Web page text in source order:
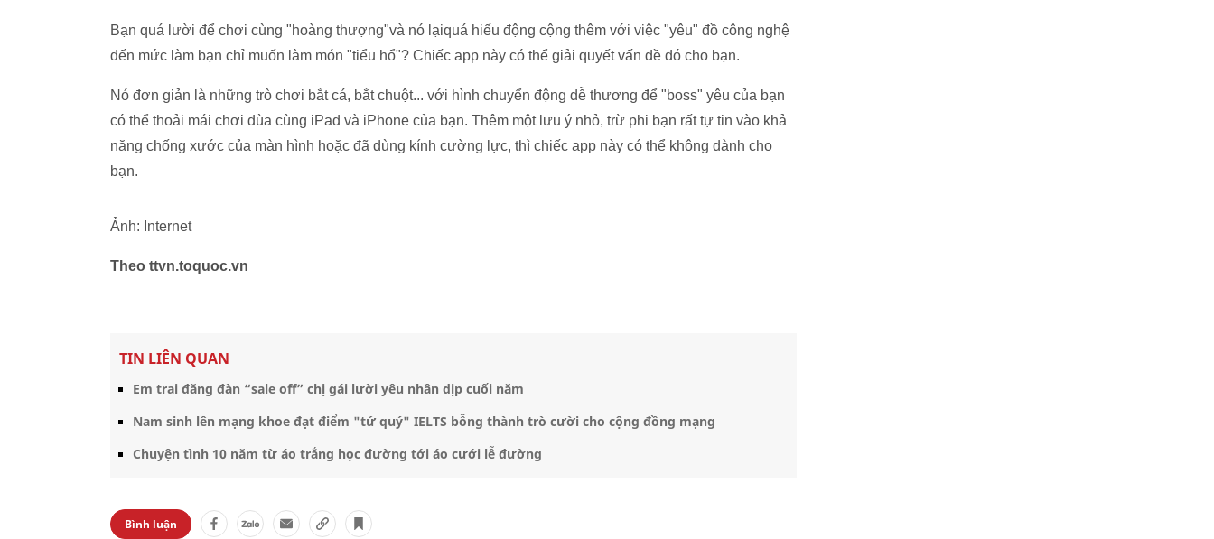
Bạn quá lười để chơi cùng "hoàng thượng"và nó lạiquá hiếu động cộng thêm với việc "yêu" đồ công nghệ
đến mức làm bạn chỉ muốn làm món "tiểu hổ"? Chiếc app này có thể giải quyết vấn đề đó cho bạn.
Nó đơn giản là những trò chơi bắt cá, bắt chuột... với hình chuyển động dễ thương để "boss" yêu của bạn
có thể thoải mái chơi đùa cùng iPad và iPhone của bạn. Thêm một lưu ý nhỏ, trừ phi bạn rất tự tin vào khả
năng chống xước của màn hình hoặc đã dùng kính cường lực, thì chiếc app này có thể không dành cho
bạn.
Ảnh: Internet
Theo ttvn.toquoc.vn
TIN LIÊN QUAN
Em trai đăng đàn “sale off” chị gái lười yêu nhân dịp cuối năm
Nam sinh lên mạng khoe đạt điểm "tứ quý" IELTS bỗng thành trò cười cho cộng đồng mạng
Chuyện tình 10 năm từ áo trắng học đường tới áo cưới lễ đường
Bình luận